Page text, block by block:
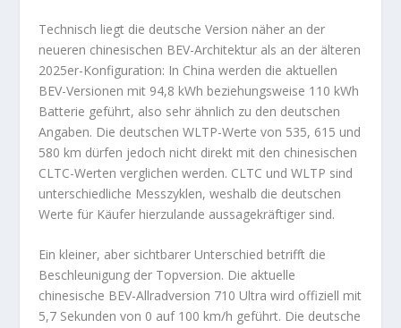
Technisch liegt die deutsche Version näher an der
neueren chinesischen BEV-Architektur als an der älteren
2025er-Konfiguration: In China werden die aktuellen
BEV-Versionen mit 94,8 kWh beziehungsweise 110 kWh
Batterie geführt, also sehr ähnlich zu den deutschen
Angaben. Die deutschen WLTP-Werte von 535, 615 und
580 km dürfen jedoch nicht direkt mit den chinesischen
CLTC-Werten verglichen werden. CLTC und WLTP sind
unterschiedliche Messzyklen, weshalb die deutschen
Werte für Käufer hierzulande aussagekräftiger sind.
Ein kleiner, aber sichtbarer Unterschied betrifft die
Beschleunigung der Topversion. Die aktuelle
chinesische BEV-Allradversion 710 Ultra wird offiziell mit
5,7 Sekunden von 0 auf 100 km/h geführt. Die deutsche